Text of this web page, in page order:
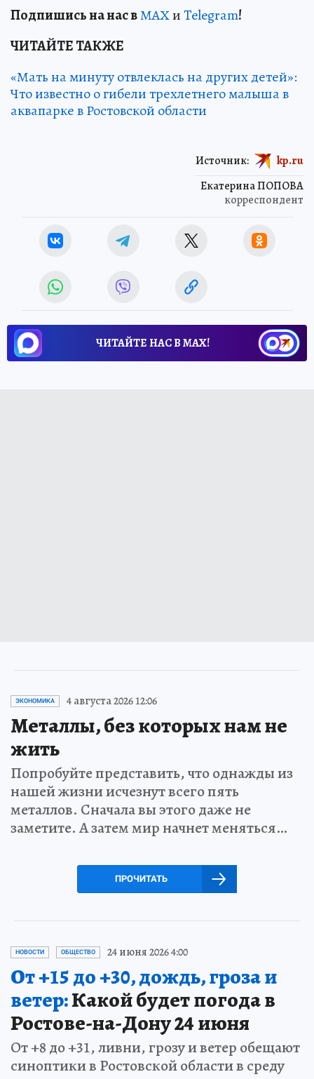
Подпишись на нас вМАХиTelegram!
ЧИТАЙТЕ ТАКЖЕ
«Мать на минуту отвлеклась на других детей»:
Что известно о гибели трехлетнего малыша в
аквапарке в Ростовской области
Екатерина ПОПОВА
корреспондент
Источник: kp.ru
ЧИТАЙТЕ НАС В МАХ!
ЭКОНОМИКА 4 августа 2026 12:06
Металлы, без которых нам не
жить
Попробуйте представить, что однажды из
нашей жизни исчезнут всего пять
металлов. Сначала вы этого даже не
заметите. А затем мир начнет меняться…
ПРОЧИТАТЬ
НОВОСТИ ОБЩЕСТВО 24 июня 2026 4:00
От +15 до +30, дождь, гроза и
ветер:Какой будет погода в
Ростове-на-Дону 24 июня
От +8 до +31, ливни, грозу и ветер обещают
синоптики в Ростовской области в среду